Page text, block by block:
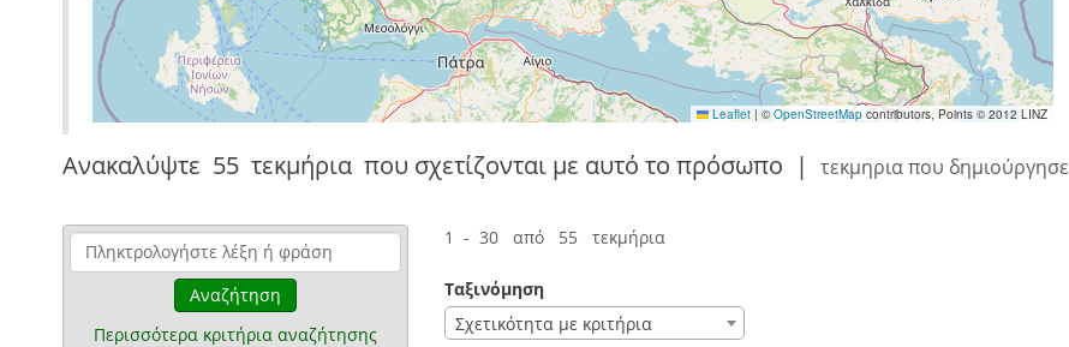
Leaflet | ©OpenStreetMap contributors, Points © 2012 LINZ
Ανακαλύψτε 55 τεκμήρια που σχετίζονται με αυτό το πρόσωπο | τεκμηρια που δημιούργησε
Αναζήτηση
Περισσότερα κριτήρια αναζήτησης
1 - 30 από 55 τεκμήρια
Ταξινόμηση
Σχετικότητα με κριτήρια